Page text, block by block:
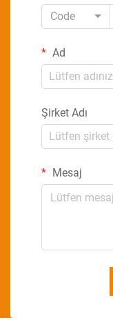
Code
Ad
Şirket Adı
Mesaj